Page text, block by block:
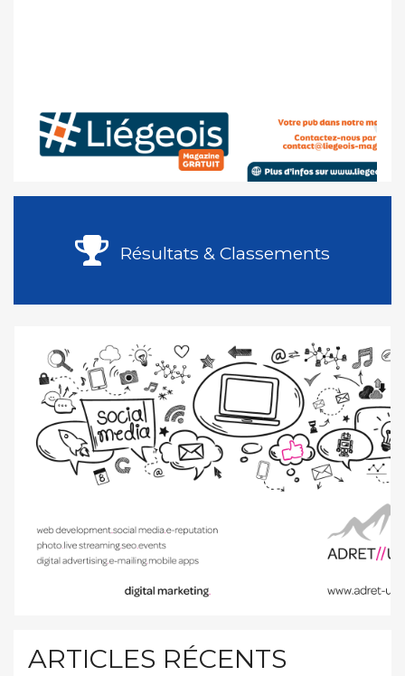
Résultats & Classements
ARTICLES RÉCENTS